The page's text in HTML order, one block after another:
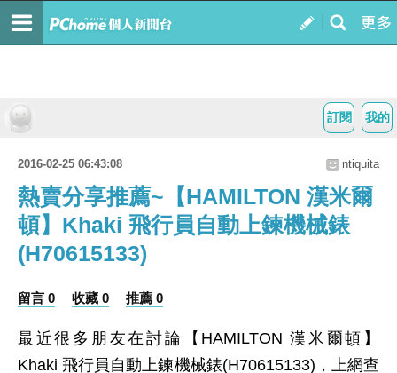
我的
訂閱
2016-02-25 06:43:08 ntiquita
熱賣分享推薦~【HAMILTON 漢米爾
頓】Khaki 飛行員自動上鍊機械錶
(H70615133)
留言 0 收藏 0 推薦 0
最近很多朋友在討論【HAMILTON 漢米爾頓】
Khaki 飛行員自動上鍊機械錶(H70615133)，上網查